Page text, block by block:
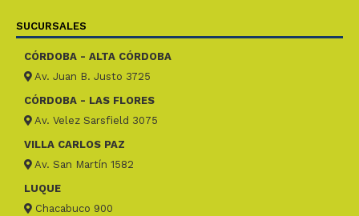
SUCURSALES
CÓRDOBA - ALTA CÓRDOBA
Av. Juan B. Justo 3725
CÓRDOBA - LAS FLORES
Av. Velez Sarsfield 3075
VILLA CARLOS PAZ
Av. San Martín 1582
LUQUE
Chacabuco 900